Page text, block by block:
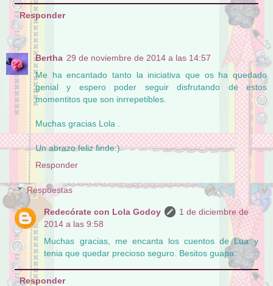
Responder
Bertha 29 de noviembre de 2014 a las 14:57
Me ha encantado tanto la iniciativa que os ha quedado
genial y espero poder seguir disfrutando de estos
momentitos que son inrrepetibles.
Muchas gracias Lola .
Un abrazo feliz finde:)
Responder
Respuestas
Redecórate con Lola Godoy
1 de diciembre de
2014 a las 9:58
Muchas gracias, me encanta los cuentos de Lua y
tenia que quedar precioso seguro. Besitos guapa.
Responder